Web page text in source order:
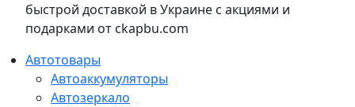
быстрой доставкой в Украине с акциями и
подарками от ckapbu.com
Автотовары
Автоаккумуляторы
Автозеркало